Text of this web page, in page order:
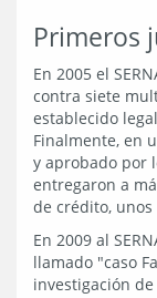
Primeros
En 2005 el
contra siete
establecido
Finalmente, en
y aprobado por
entregaron a
de crédito,
En 2009 al
llamado "caso
investigación